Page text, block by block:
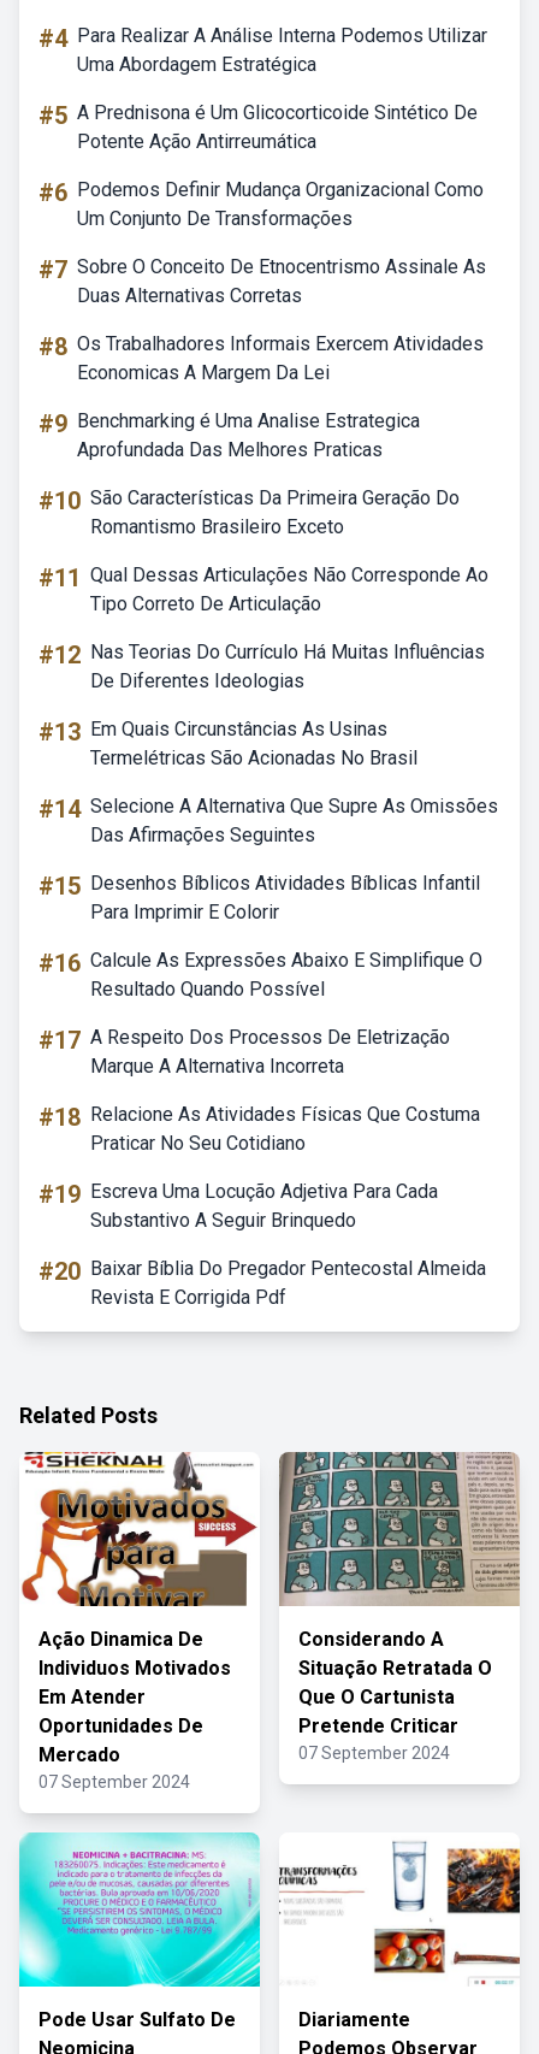
#4 Para Realizar A Análise Interna Podemos Utilizar
Uma Abordagem Estratégica
#5 A Prednisona é Um Glicocorticoide Sintético De
Potente Ação Antirreumática
#6 Podemos Definir Mudança Organizacional Como
Um Conjunto De Transformações
#7 Sobre O Conceito De Etnocentrismo Assinale As
Duas Alternativas Corretas
#8 Os Trabalhadores Informais Exercem Atividades
Economicas A Margem Da Lei
#9 Benchmarking é Uma Analise Estrategica
Aprofundada Das Melhores Praticas
#10 São Características Da Primeira Geração Do
Romantismo Brasileiro Exceto
#11 Qual Dessas Articulações Não Corresponde Ao
Tipo Correto De Articulação
#12 Nas Teorias Do Currículo Há Muitas Influências
De Diferentes Ideologias
#13 Em Quais Circunstâncias As Usinas
Termelétricas São Acionadas No Brasil
#14 Selecione A Alternativa Que Supre As Omissões
Das Afirmações Seguintes
#15 Desenhos Bíblicos Atividades Bíblicas Infantil
Para Imprimir E Colorir
#16 Calcule As Expressões Abaixo E Simplifique O
Resultado Quando Possível
#17 A Respeito Dos Processos De Eletrização
Marque A Alternativa Incorreta
#18 Relacione As Atividades Físicas Que Costuma
Praticar No Seu Cotidiano
#19 Escreva Uma Locução Adjetiva Para Cada
Substantivo A Seguir Brinquedo
#20 Baixar Bíblia Do Pregador Pentecostal Almeida
Revista E Corrigida Pdf
Related Posts
Ação Dinamica De
Individuos Motivados
Em Atender
Oportunidades De
Mercado
07 September 2024
Considerando A
Situação Retratada O
Que O Cartunista
Pretende Criticar
07 September 2024
Pode Usar Sulfato De
Neomicina
Diariamente
Podemos Observar